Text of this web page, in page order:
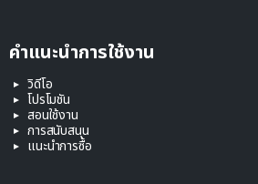
คำแนะนำการใช้งาน
วิดีโอ
โปรโมชัน
สอนใช้งาน
การสนับสนุน
แนะนำการซื้อ